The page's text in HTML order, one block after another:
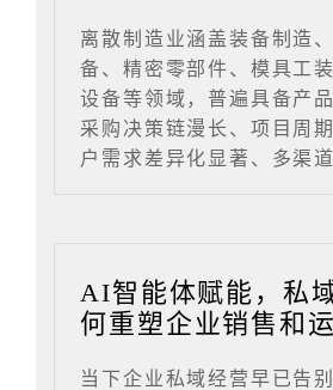
离散制造业涵盖装备制造
备、精密零部件、模具工
设备等领域，普遍具备产
采购决策链漫长、项目周
户需求差异化显著、多渠
AI智能体赋能，私
何重塑企业销售和运
当下企业私域经营早已告